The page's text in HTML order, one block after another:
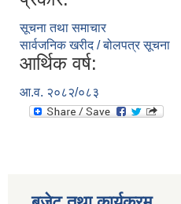
सूचना तथा समाचार
सार्वजनिक खरीद / बोलपत्र सूचना
आर्थिक वर्ष:
आ.व. २०८२/०८३